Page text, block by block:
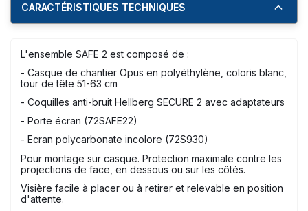
CARACTÉRISTIQUES TECHNIQUES
L'ensemble SAFE 2 est composé de :
- Casque de chantier Opus en polyéthylène, coloris blanc,
tour de tête 51-63 cm
- Coquilles anti-bruit Hellberg SECURE 2 avec adaptateurs
- Porte écran (72SAFE22)
- Ecran polycarbonate incolore (72S930)
Pour montage sur casque. Protection maximale contre les
projections de face, en dessous ou sur les côtés.
Visière facile à placer ou à retirer et relevable en position
d'attente.